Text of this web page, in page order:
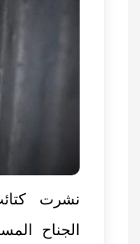
نشرت
الجناح